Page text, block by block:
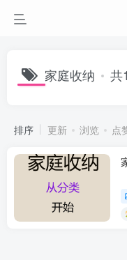
家庭收纳 共
排序 更新 浏览 点